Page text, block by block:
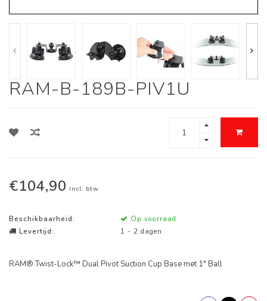
RAM-B-189B-PIV1U
€104,90 Incl. btw
Beschikbaarheid:
Op voorraad
Levertijd:
1 - 2 dagen
RAM® Twist-Lock™ Dual Pivot Suction Cup Base met 1" Ball